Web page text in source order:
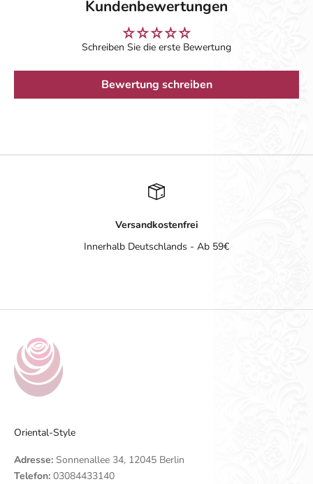
Kundenbewertungen
Schreiben Sie die erste Bewertung
Bewertung schreiben
Versandkostenfrei
Innerhalb Deutschlands - Ab 59€
Oriental-Style
Adresse: Sonnenallee 34, 12045 Berlin
Telefon: 03084433140